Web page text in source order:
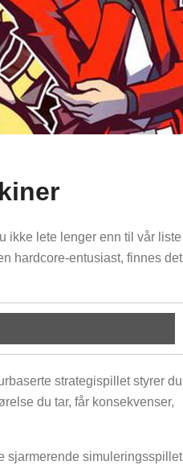
ikke lete lenger enn til vår liste
hardcore-entusiast, finnes det
strategispillet styrer du
du tar, får konsekvenser,
sjarmerende simuleringsspillet